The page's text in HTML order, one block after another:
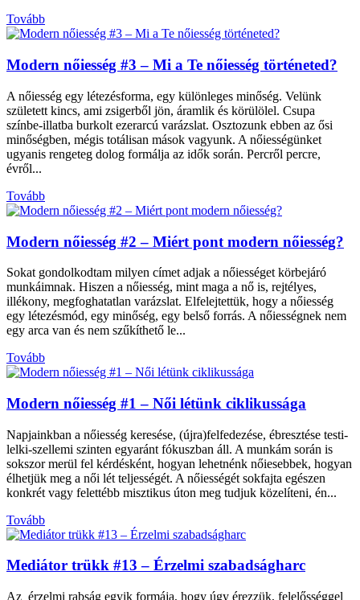
Tovább
Modern nőiesség #3 – Mi a Te nőiesség történeted?
A nőiesség egy létezésforma, egy különleges minőség. Velünk
született kincs, ami zsigerből jön, áramlik és körülölel. Csupa
színbe-illatba burkolt ezerarcú varázslat. Osztozunk ebben az ősi
minőségben, mégis totálisan mások vagyunk. A nőiességünket
ugyanis rengeteg dolog formálja az idők során. Percről percre,
évről...
Tovább
Modern nőiesség #2 – Miért pont modern nőiesség?
Sokat gondolkodtam milyen címet adjak a nőiességet körbejáró
munkáimnak. Hiszen a nőiesség, mint maga a nő is, rejtélyes,
illékony, megfoghatatlan varázslat. Elfelejtettük, hogy a nőiesség
egy létezésmód, egy minőség, egy belső forrás. A nőiességnek nem
egy arca van és nem szűkíthető le...
Tovább
Modern nőiesség #1 – Női létünk ciklikussága
Napjainkban a nőiesség keresése, (újra)felfedezése, ébresztése testi-
lelki-szellemi szinten egyaránt fókuszban áll. A munkám során is
sokszor merül fel kérdésként, hogyan lehetnénk nőiesebbek, hogyan
élhetjük meg a női lét teljességét. A nőiességét sokfajta egészen
konkrét vagy felettébb misztikus úton meg tudjuk közelíteni, én...
Tovább
Mediátor trükk #13 – Érzelmi szabadságharc
Az érzelmi rabság egyik formája, hogy úgy érezzük, felelősséggel